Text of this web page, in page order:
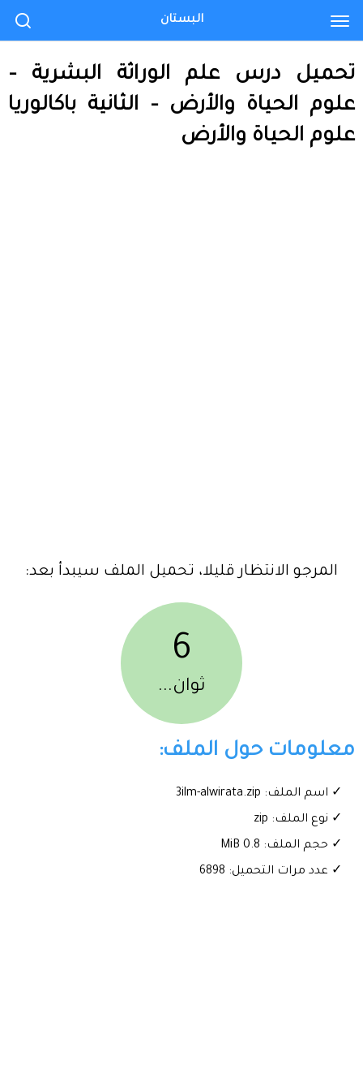
تحميل درس علم الوراثة البشرية –
علوم الحياة والأرض – الثانية باكالوريا
علوم الحياة والأرض
المرجو الانتظار قليلا، تحميل الملف سيبدأ بعد:
6
ثوان...
معلومات حول الملف:
✓ اسم الملف: 3ilm-alwirata.zip
✓ نوع الملف: zip
✓ حجم الملف: 0.8 MiB
✓ عدد مرات التحميل: 6898
البستان